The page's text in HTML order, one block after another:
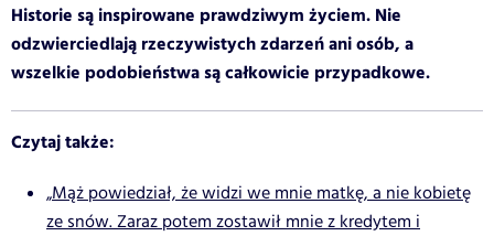
Historie są inspirowane prawdziwym życiem. Nie
odzwierciedlają rzeczywistych zdarzeń ani osób, a
wszelkie podobieństwa są całkowicie przypadkowe.
Czytaj także:
„Mąż powiedział, że widzi we mnie matkę, a nie kobietę
ze snów. Zaraz potem zostawił mnie z kredytem i